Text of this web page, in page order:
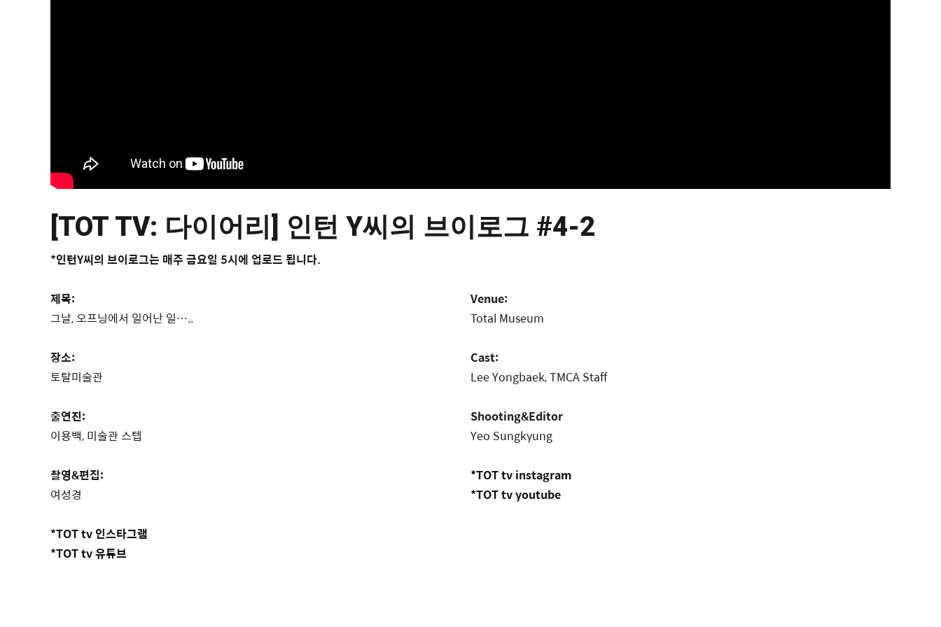
[TOT TV: 다이어리] 인턴 Y씨의 브이로그 #4-2
*인턴Y씨의 브이로그는 매주 금요일 5시에 업로드 됩니다.
제목:
그날, 오프닝에서 일어난 일…..
장소:
토탈미술관
출연진:
이용백, 미술관 스텝
촬영&편집:
여성경
*TOT tv 인스타그램
*TOT tv 유튜브
Venue:
Total Museum
Cast:
Lee Yongbaek, TMCA Staff
Shooting&Editor
Yeo Sungkyung
*TOT tv instagram
*TOT tv youtube